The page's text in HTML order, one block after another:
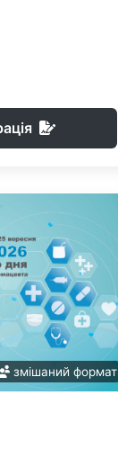
змішаний формат